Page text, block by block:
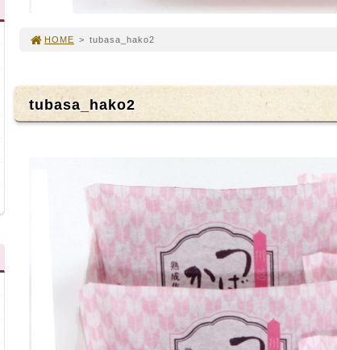
HOME > tubasa_hako2
tubasa_hako2